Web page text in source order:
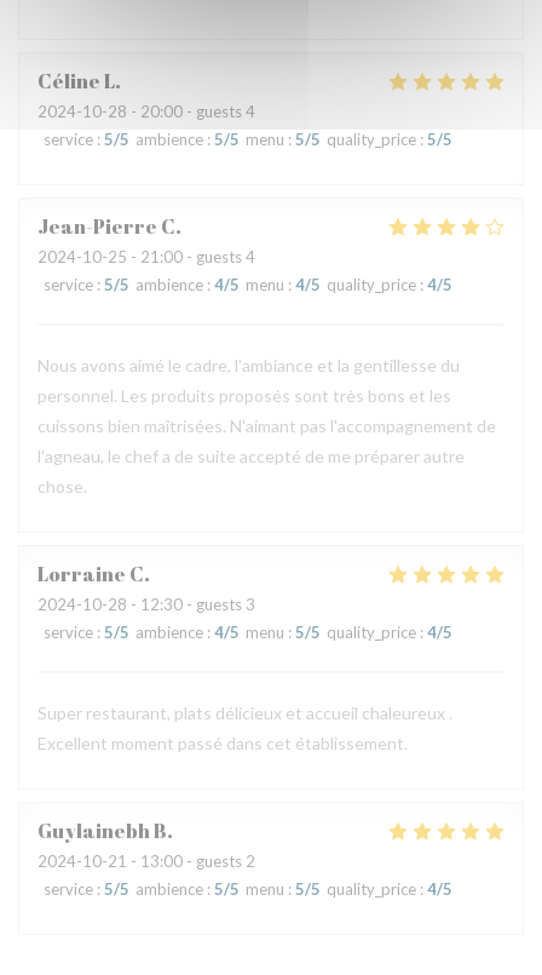
CélineL
2024-10-28 - 20:00 - guests 4
service : 5/5 ambience : 5/5 menu : 5/5 quality_price : 5/5
Jean-Pierre C
2024-10-25 - 21:00 - guests 4
service : 5/5 ambience : 4/5 menu : 4/5 quality_price : 4/5
Nous avons aimé le cadre, l'ambiance et la gentillesse du
personnel. Les produits proposés sont très bons et les
cuissons bien maîtrisées. N'aimant pas l'accompagnement de
l'agneau, le chef a de suite accepté de me préparer autre
chose.
Lorraine C
2024-10-28 - 12:30 - guests 3
service : 5/5 ambience : 4/5 menu : 5/5 quality_price : 4/5
Super restaurant, plats délicieux et accueil chaleureux .
Excellent moment passé dans cet établissement.
GuylainebhB
2024-10-21 - 13:00 - guests 2
service : 5/5 ambience : 5/5 menu : 5/5 quality_price : 4/5